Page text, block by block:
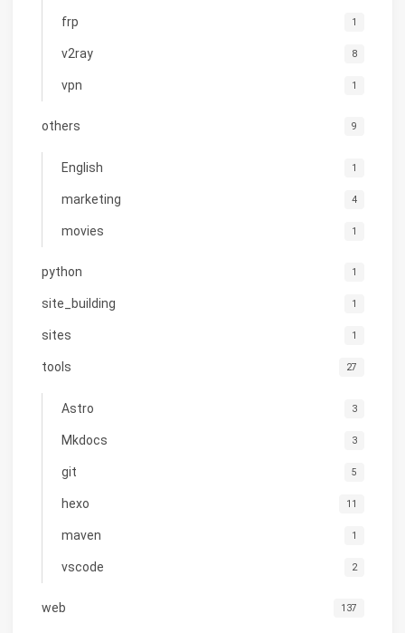
frp 1
v2ray 8
vpn 1
others 9
English 1
marketing 4
movies 1
python 1
site_building 1
sites 1
tools 27
Astro 3
Mkdocs 3
git 5
hexo 11
maven 1
vscode 2
web 137